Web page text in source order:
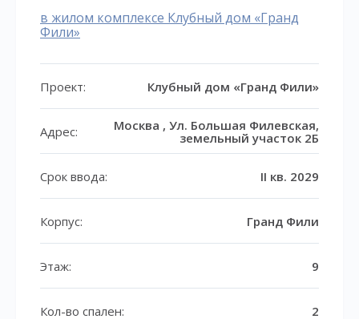
в жилом комплексе Клубный дом «Гранд
Фили»
Проект: Клубный дом «Гранд Фили»
Адрес:
Москва , Ул. Большая Филевская,
земельный участок 2Б
Срок ввода: II кв. 2029
Корпус: Гранд Фили
Этаж: 9
Кол-во спален: 2